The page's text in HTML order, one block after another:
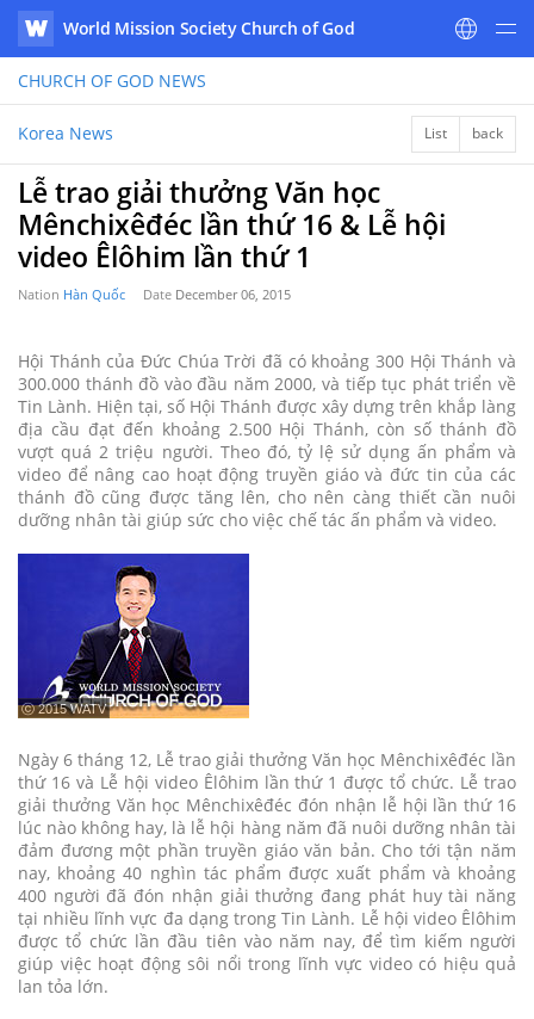
WATV
World Mission Society Church of God
CHURCH OF GOD NEWS
Korea News List back
Lễ trao giải thưởng Văn học
Mênchixêđéc lần thứ 16 & Lễ hội
video Êlôhim lần thứ 1
Nation Hàn Quốc Date December 06, 2015
Hội Thánh của Đức Chúa Trời đã có khoảng 300 Hội Thánh và
300.000 thánh đồ vào đầu năm 2000, và tiếp tục phát triển về
Tin Lành. Hiện tại, số Hội Thánh được xây dựng trên khắp làng
địa cầu đạt đến khoảng 2.500 Hội Thánh, còn số thánh đồ
vượt quá 2 triệu người. Theo đó, tỷ lệ sử dụng ấn phẩm và
video để nâng cao hoạt động truyền giáo và đức tin của các
thánh đồ cũng được tăng lên, cho nên càng thiết cần nuôi
dưỡng nhân tài giúp sức cho việc chế tác ấn phẩm và video.
ⓒ 2015 WATV
Ngày 6 tháng 12, Lễ trao giải thưởng Văn học Mênchixêđéc lần
thứ 16 và Lễ hội video Êlôhim lần thứ 1 được tổ chức. Lễ trao
giải thưởng Văn học Mênchixêđéc đón nhận lễ hội lần thứ 16
lúc nào không hay, là lễ hội hàng năm đã nuôi dưỡng nhân tài
đảm đương một phần truyền giáo văn bản. Cho tới tận năm
nay, khoảng 40 nghìn tác phẩm được xuất phẩm và khoảng
400 người đã đón nhận giải thưởng đang phát huy tài năng
tại nhiều lĩnh vực đa dạng trong Tin Lành. Lễ hội video Êlôhim
được tổ chức lần đầu tiên vào năm nay, để tìm kiếm người
giúp việc hoạt động sôi nổi trong lĩnh vực video có hiệu quả
lan tỏa lớn.